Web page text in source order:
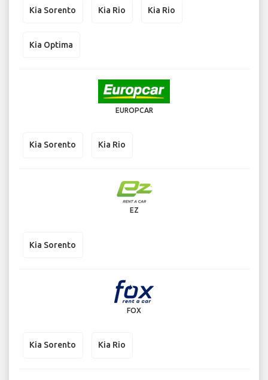
Kia Sorento Kia Rio Kia Rio
Kia Optima
EUROPCAR
Kia Sorento Kia Rio
EZ
Kia Sorento
FOX
Kia Sorento Kia Rio